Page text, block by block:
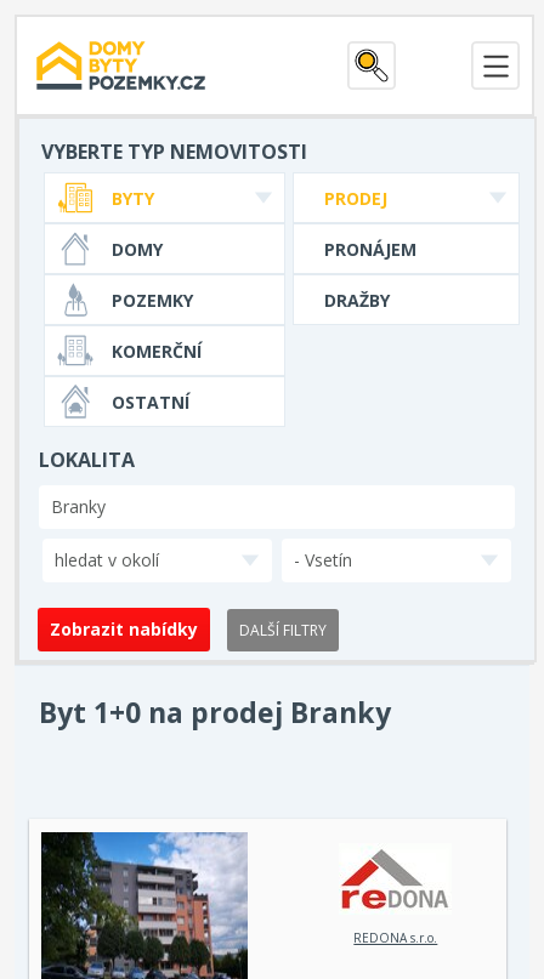
VYBERTE TYP NEMOVITOSTI
PRODEJ
PRONÁJEM
DRAŽBY
BYTY
DOMY
POZEMKY
KOMERČNÍ
OSTATNÍ
LOKALITA
hledat v okolí - Vsetín
DALŠÍ FILTRY
Byt 1+0 na prodej Branky
REDONA s.r.o.